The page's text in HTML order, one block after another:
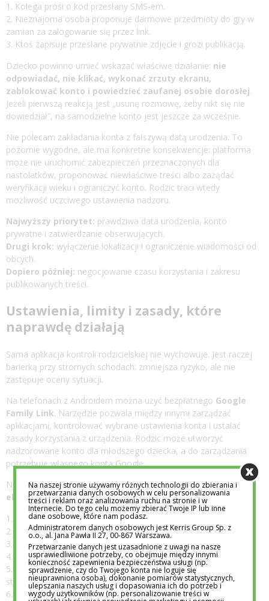
Kolega prosi o kod przesłany SMS-em.
Nieznajoma osoba proponuje darmowe przedmioty do gry w
zamian za zalogowanie się przez link.
Ktoś zapisuje przesłane prywatnie zdjęcie i grozi publikacją.
Dziecko powinno umieć wskazać właściwe działanie: nie
odpowiadać, nie klikać, wykonać zrzuty ekranu,
zablokować konto i powiedzieć zaufanej osobie dorosłej.
Jeżeli pierwszą reakcją jest „usunę rozmowę, żeby nikt się nie
dowiedział”, na samodzielne konto jest jeszcze za wcześnie.
Nie polecam zakładania konta z fałszywą datą urodzenia. To
pozornie wygodne, ale ma konkretne konsekwencje: platforma
może nie uruchomić zabezpieczeń przeznaczonych dla
nastolatków, proponować niewłaściwe treści albo zażądać
weryfikacji wieku i ograniczyć konto. Rodzic traci wtedy
możliwość uczciwego ustawienia nadzoru.
Najwyższy priorytet: prawdziwa data urodzenia, konto
prywatne i zatwierdzanie obserwujących.
Drugi krok: wyłączenie lokalizacji i ograniczenie wiadomości od
obcych.
Dopiero później: negocjowanie czasu korzystania i zakresu
publikowanych treści.
Ustawienia, limity i zasady, które
naprawdę działają
Sama aplikacja kontroli rodzicielskiej nie wychowuje. Jest raczej
barierką przy stromych schodach: zmniejsza ryzyko, ale nie
zastępuje oceny sytuacji.
Na telefonach z Androidem można użyć bezpłatnego Google
Family Link. Narzędzie pozwala między innymi zarządzać
aplikacjami, kontrolować wybrane ustawienia konta i ustalać
zasady korzystania z urządzenia. Rodzic może utworzyć
nadzorowane konto dla młodszego dziecka, a do zarządzania
potrzebuje własnego konta Google.
Na iPhonie i iPadzie podobną funkcję pełniCzas przed
ekranem. Po dodaniu dziecka do grupy rodzinnej można:
sprawdzać czas używania aplikacji,
ustawić limity dla wybranych programów,
zaplanować czas bez urządzenia,
zablokować zmiany ustawień prywatności,
ograniczyć strony internetowe i treści przeznaczone dla
starszych odbiorców,
kontrolować dostęp aplikacji do lokalizacji.
Na naszej stronie używamy różnych technologii do zbierania i
przetwarzania danych osobowych w celu personalizowania
treści i reklam oraz analizowania ruchu na stronie i w
Internecie. Do tego celu możemy zbierać Twoje IP lub inne
dane osobowe, które nam podasz.
Administratorem danych osobowych jest Kerris Group Sp. z
o.o., al. Jana Pawła II 27, 00-867 Warszawa.
Przetwarzanie danych jest uzasadnione z uwagi na nasze
usprawiedliwione potrzeby, co obejmuje między innymi
konieczność zapewnienia bezpieczeństwa usługi (np.
sprawdzenie, czy do Twojego konta nie loguje się
nieuprawniona osoba), dokonanie pomiarów statystycznych,
ulepszania naszych usług i dopasowania ich do potrzeb i
wygody użytkowników (np. personalizowanie treści w